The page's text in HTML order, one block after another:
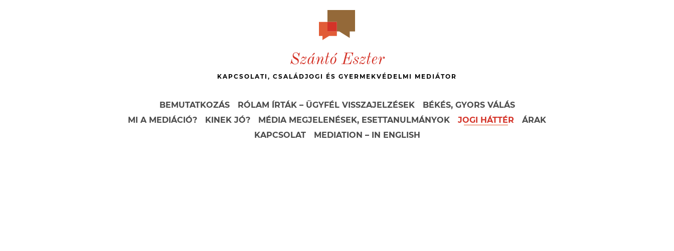
Szántó Eszter
KAPCSOLATI, CSALÁDJOGI ÉS GYERMEKVÉDELMI MEDIÁTOR
BEMUTATKOZÁS RÓLAM ÍRTÁK – ÜGYFÉL VISSZAJELZÉSEK
BÉKÉS, GYORS VÁLÁS
MI A MEDIÁCIÓ?
KINEK JÓ? MÉDIA MEGJELENÉSEK, ESETTANULMÁNYOK JOGI HÁTTÉR
ÁRAK
KAPCSOLAT
MEDIATION – IN ENGLISH